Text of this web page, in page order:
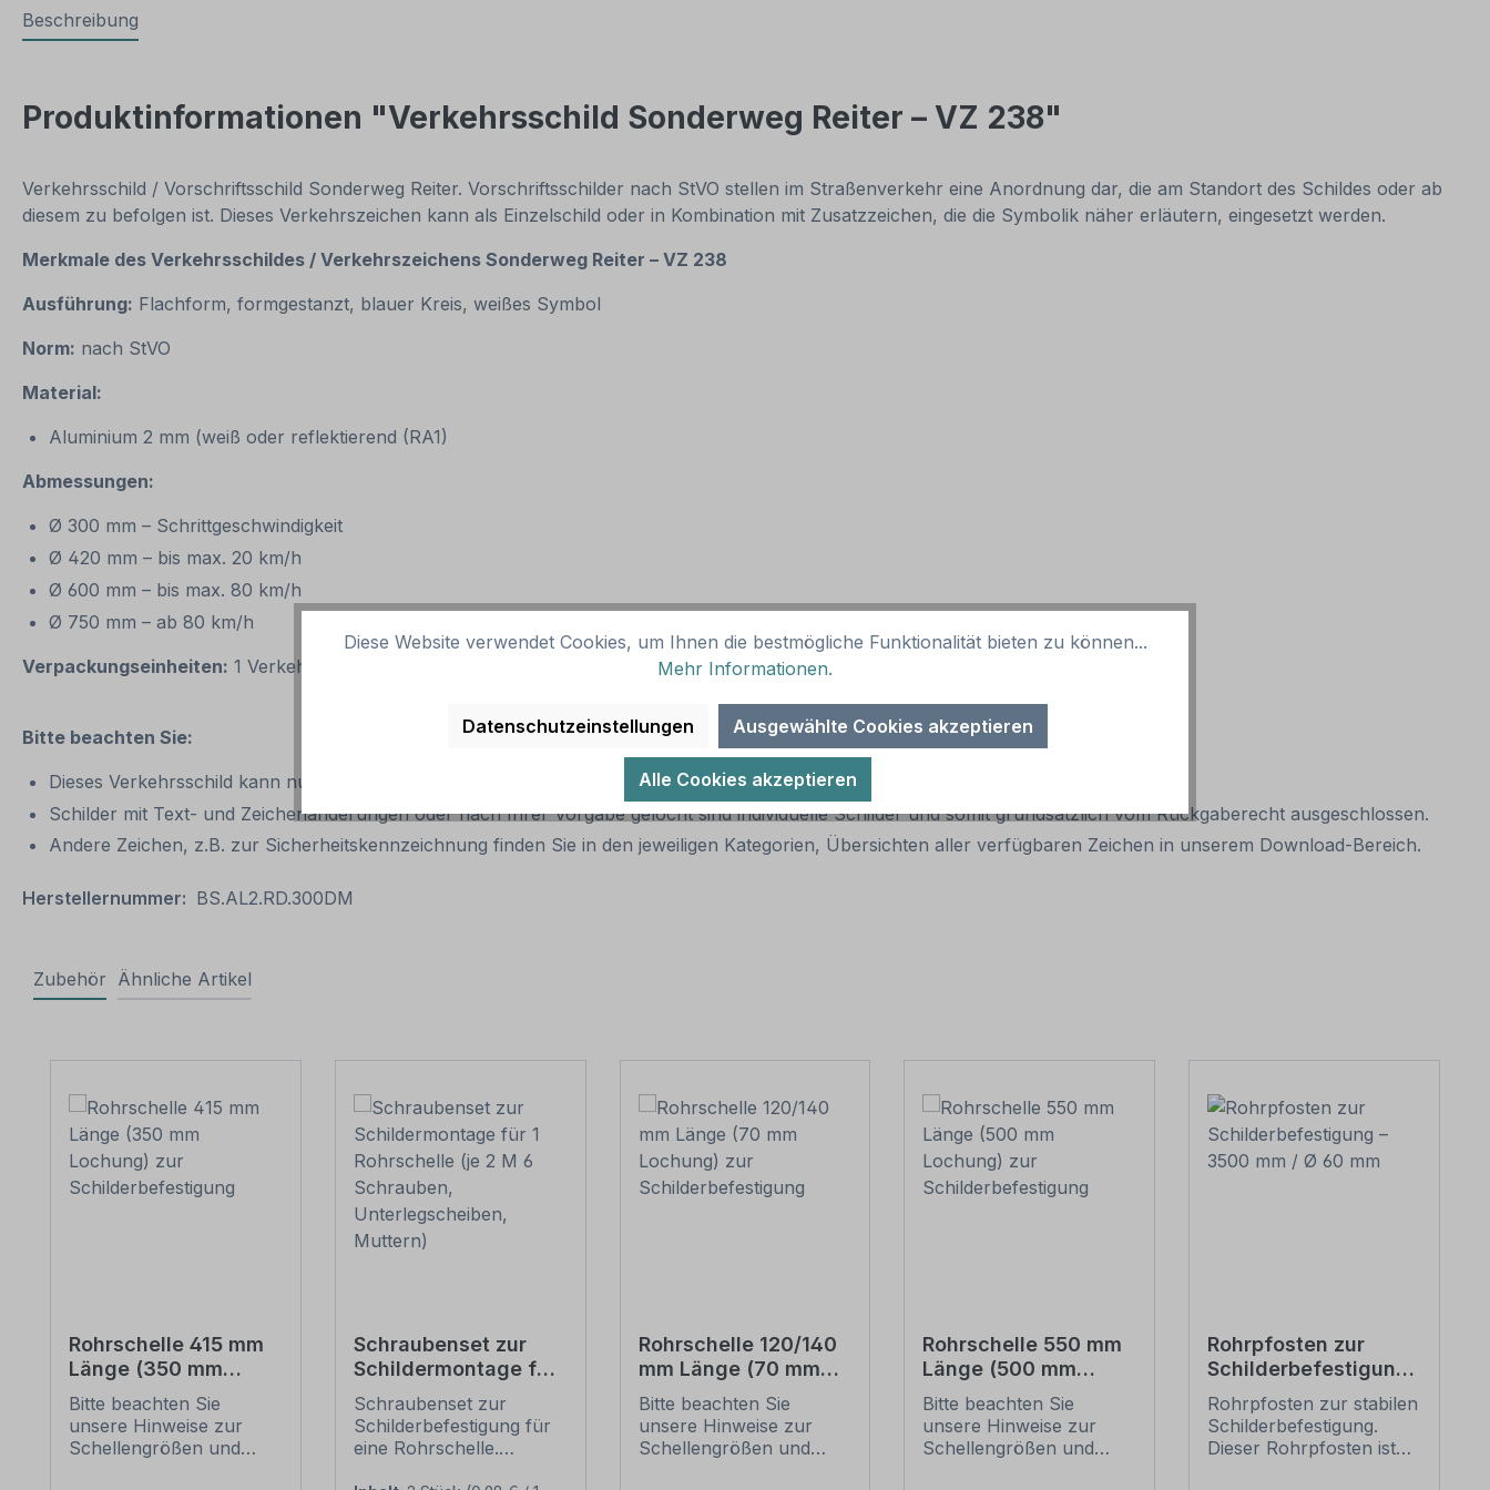
Beschreibung
Produktinformationen "Verkehrsschild Sonderweg Reiter – VZ 238"
Verkehrsschild / Vorschriftsschild Sonderweg Reiter. Vorschriftsschilder nach StVO stellen im Straßenverkehr eine Anordnung dar, die am Standort des Schildes oder ab
diesem zu befolgen ist. Dieses Verkehrszeichen kann als Einzelschild oder in Kombination mit Zusatzzeichen, die die Symbolik näher erläutern, eingesetzt werden.
Merkmale des Verkehrsschildes / Verkehrszeichens Sonderweg Reiter – VZ 238
Ausführung: Flachform, formgestanzt, blauer Kreis, weißes Symbol
Norm: nach StVO
Material:
Aluminium 2 mm (weiß oder reflektierend (RA1)
Abmessungen:
Ø 300 mm – Schrittgeschwindigkeit
Ø 420 mm – bis max. 20 km/h
Ø 600 mm – bis max. 80 km/h
Ø 750 mm – ab 80 km/h
Verpackungseinheiten: 1 Verkehrszeichen / Verkehrsschild
Bitte beachten Sie:
Dieses Verkehrsschild kann nur unverändert gemäß der Artikelabbildung bestellt werden.
Schilder mit Text- und Zeichenänderungen oder nach Ihrer Vorgabe gelocht sind individuelle Schilder und somit grundsätzlich vom Rückgaberecht ausgeschlossen.
Andere Zeichen, z.B. zur Sicherheitskennzeichnung finden Sie in den jeweiligen Kategorien, Übersichten aller verfügbaren Zeichen in unserem Download-Bereich.
Herstellernummer: BS.AL2.RD.300DM
Zubehör Ähnliche Artikel
Rohrschelle 415 mm
Länge (350 mm
Lochung) zur
Schilderbefestigung
Bitte beachten Sie
unsere Hinweise zur
Schellengrößen und
Schraubenset zur
Schildermontage für
1 Rohrschelle (je 2 M
6 Schrauben,
Unterlegscheiben,
Schraubenset zur
Schilderbefestigung für
eine Rohrschelle.
Rohrschelle 120/140
mm Länge (70 mm
Lochung) zur
Schilderbefestigung
Bitte beachten Sie
unsere Hinweise zur
Schellengrößen und
Rohrschelle 550 mm
Länge (500 mm
Lochung) zur
Schilderbefestigung
Bitte beachten Sie
unsere Hinweise zur
Schellengrößen und
Rohrpfosten zur
Schilderbefestigung
– 3500 mm / Ø 60
mm
Rohrpfosten zur stabilen
Schilderbefestigung.
Dieser Rohrpfosten ist
Diese Website verwendet Cookies, um Ihnen die bestmögliche Funktionalität bieten zu können...
Mehr Informationen.
Datenschutzeinstellungen Ausgewählte Cookies akzeptieren
Alle Cookies akzeptieren